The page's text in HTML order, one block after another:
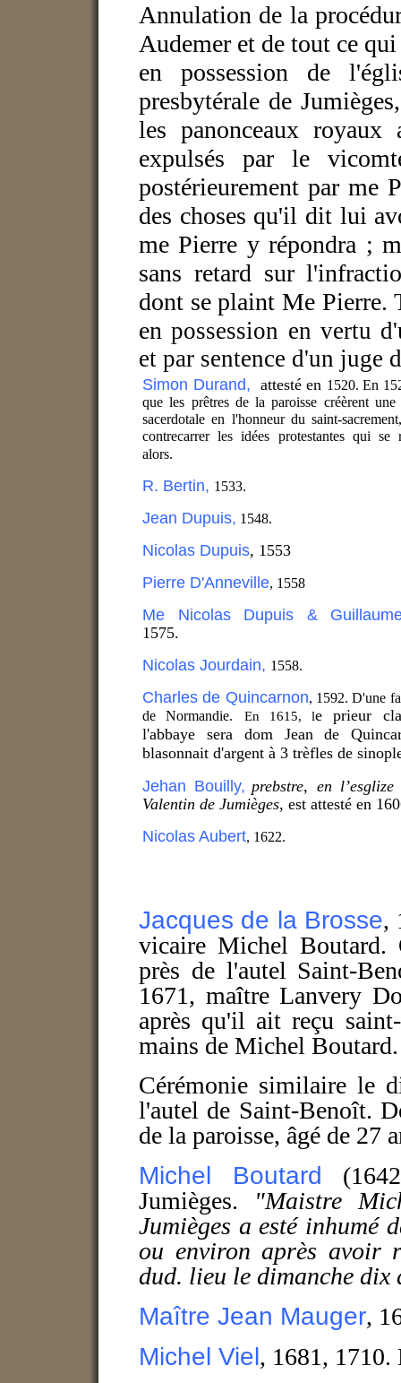
Annulation de la
Audemer et de tout ce
en possession de
presbytérale de
les panonceaux royaux
expulsés par le
postérieurement par me
des choses qu'il dit lui
me Pierre y répondra ;
sans retard sur
dont se plaint Me Pierre.
enpossession en vertu
et par sentence d'un juge
Simon Durand, attesté en 1520. En
que les prêtres de la paroisse créèrent une
sacerdotale en l'honneur du saint-
contrecarrer les idées protestantes qui se
alors.
R. Bertin, 1533.
Jean Dupuis, 1548.
Nicolas Dupuis, 1553
Pierre D'Anneville, 1558
Me Nicolas Dupuis &
1575.
Nicolas Jourdain, 1558.
Charles de Quincarnon, 1592. D'une
de Normandie.
En 1615, le prieur
l'abbaye sera dom Jean de
blasonnait d'argent à 3 trèfles de
Jehan Bouilly, prebstre, en
Valentin de Jumièges, est attesté en
Nicolas Aubert, 1622.
Jacques de la Brosse,
vicaire Michel
près de l'autel Saint-
1671, maître Lanvery
après qu'il ait reçu
mains de Michel Boutard.
Cérémonie similaire le
l'autel de Saint-Benoît.
de la paroisse, âgé de 27
Michel Boutard
Jumièges. "Maistre
Jumièges a esté inhumé
ou environ après avoir
dud. lieu le dimanche dix
Maître Jean Mauger,
Michel Viel, 1681, 1710.